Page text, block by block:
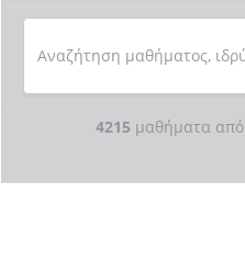
4215 μαθήματα από